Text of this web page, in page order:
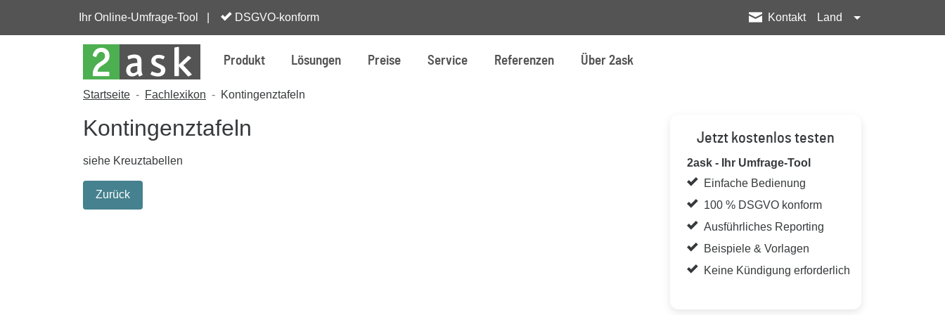
Ihr Online-Umfrage-Tool | DSGVO-konform Kontakt Land
Produkt Lösungen Preise Service Referenzen Über 2ask
Startseite Fachlexikon Kontingenztafeln
Kontingenztafeln
siehe Kreuztabellen
Zurück
Jetzt kostenlos testen
2ask - Ihr Umfrage-Tool
Einfache Bedienung
100 % DSGVO konform
Ausführliches Reporting
Beispiele & Vorlagen
Keine Kündigung erforderlich